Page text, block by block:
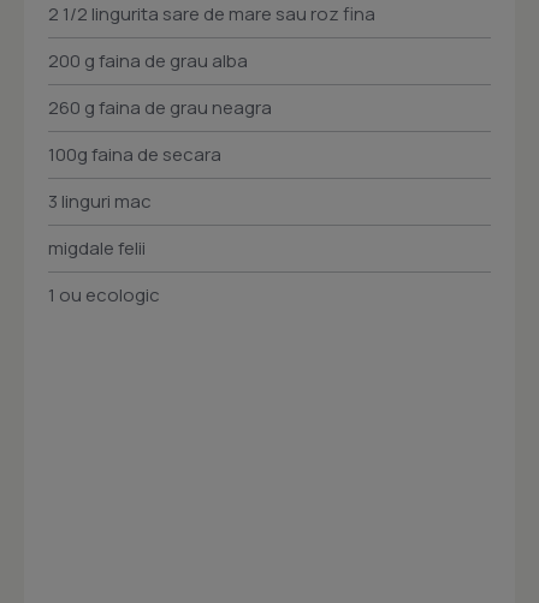
2 1/2 lingurita sare de mare sau roz fina
200 g faina de grau alba
260 g faina de grau neagra
100g faina de secara
3 linguri mac
migdale felii
1 ou ecologic